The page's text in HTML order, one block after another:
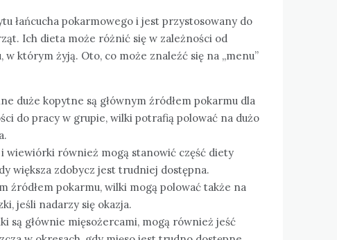
łańcucha pokarmowego i jest przystosowany do
Ich dieta może różnić się w zależności od
którym żyją. Oto, co może znaleźć się na „menu”
duże kopytne są głównym źródłem pokarmu dla
do pracy w grupie, wilki potrafią polować na dużo
wiewiórki również mogą stanowić część diety
większa zdobycz jest trudniej dostępna.
źródłem pokarmu, wilki mogą polować także na
jeśli nadarzy się okazja.
są głównie mięsożercami, mogą również jeść